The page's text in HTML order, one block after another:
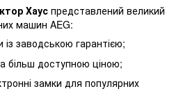
Хауспредставлений великий
машин AEG:
із заводською гарантією;
більш доступною ціною;
замки для популярних